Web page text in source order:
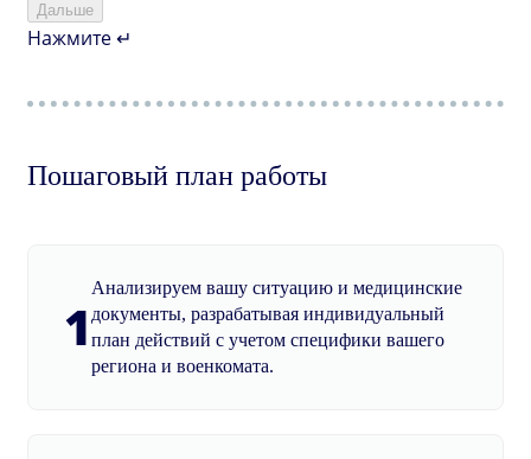
Дальше
Нажмите ↵
Пошаговый план работы
1
Анализируем вашу ситуацию и медицинские
документы, разрабатывая индивидуальный
план действий с учетом специфики вашего
региона и военкомата.